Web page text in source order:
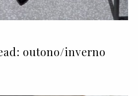
outono/inverno